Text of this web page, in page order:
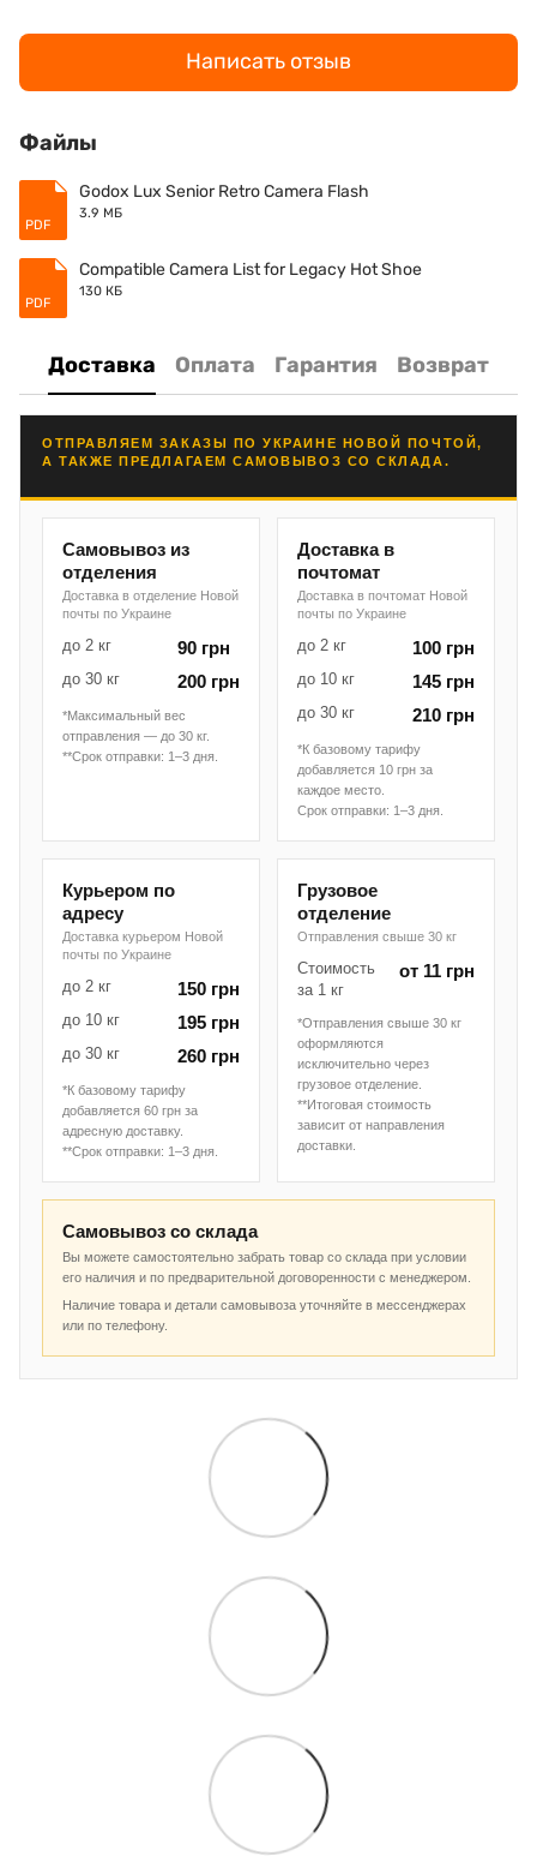
Написать отзыв
Файлы
PDF
Godox Lux Senior Retro Camera Flash
3.9 МБ
PDF
Compatible Camera List for Legacy Hot Shoe
130 КБ
Доставка Оплата Гарантия Возврат
ОТПРАВЛЯЕМ ЗАКАЗЫ ПО УКРАИНЕ НОВОЙ ПОЧТОЙ,
А ТАКЖЕ ПРЕДЛАГАЕМ САМОВЫВОЗ СО СКЛАДА.
Самовывоз из
отделения
Доставка в отделение Новой
почты по Украине
до 2 кг 90 грн
до 30 кг 200 грн
*Максимальный вес
отправления — до 30 кг.
**Срок отправки: 1–3 дня.
Доставка в
почтомат
Доставка в почтомат Новой
почты по Украине
до 2 кг 100 грн
до 10 кг 145 грн
до 30 кг 210 грн
*К базовому тарифу
добавляется 10 грн за
каждое место.
Срок отправки: 1–3 дня.
Курьером по
адресу
Доставка курьером Новой
почты по Украине
до 2 кг 150 грн
до 10 кг 195 грн
до 30 кг 260 грн
*К базовому тарифу
добавляется 60 грн за
адресную доставку.
**Срок отправки: 1–3 дня.
Грузовое
отделение
Отправления свыше 30 кг
Стоимость
за 1 кг
от 11 грн
*Отправления свыше 30 кг
оформляются
исключительно через
грузовое отделение.
**Итоговая стоимость
зависит от направления
доставки.
Самовывоз со склада
Вы можете самостоятельно забрать товар со склада при условии
его наличия и по предварительной договоренности с менеджером.
Наличие товара и детали самовывоза уточняйте в мессенджерах
или по телефону.